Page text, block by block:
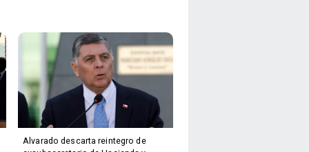
Alvarado descarta reintegro de